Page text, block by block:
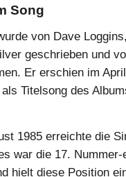
Song
von Dave
geschrieben und
Er erschien im
Titelsong des
1985 erreichte die
war die 17. Nummer-
hielt diese Position